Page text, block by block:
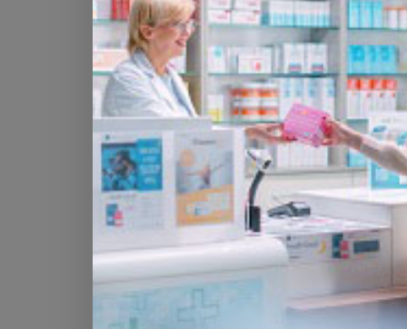
Le spleen des
assistantes en pharmacie
américains
Selon un article de CNN, les
et techniciens en pharmacie de
équivalent en Suisse
pharmacie, se sont mobilisés
octobre au mercredi 11 octobre
Lire
Neurosciences
La fonction émotionnelle
n'est pas partout la même
GENEVE - En comparant les
d'indigènes africains et
et d'Amérique du Nord, une
universités de Genève et de
montre que les songes peuvent